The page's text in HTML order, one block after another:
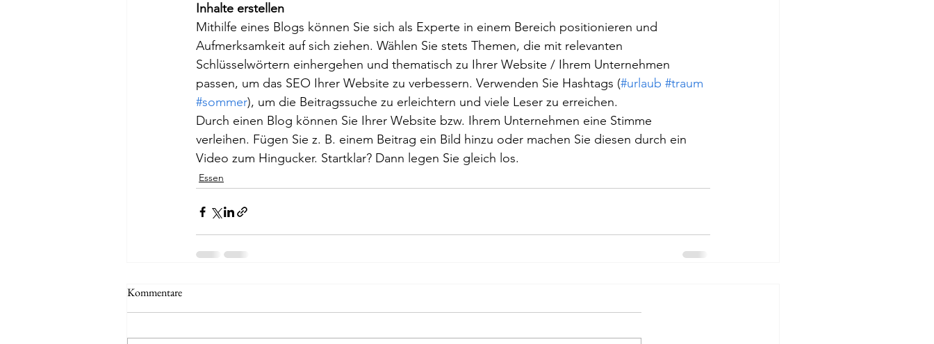
Inhalte erstellen
Mithilfe eines Blogs können Sie sich als Experte in einem Bereich positionieren und
Aufmerksamkeit auf sich ziehen. Wählen Sie stets Themen, die mit relevanten
Schlüsselwörtern einhergehen und thematisch zu Ihrer Website / Ihrem Unternehmen
passen, um das SEO Ihrer Website zu verbessern. Verwenden Sie Hashtags (#urlaub #traum
#sommer), um die Beitragssuche zu erleichtern und viele Leser zu erreichen.
Durch einen Blog können Sie Ihrer Website bzw. Ihrem Unternehmen eine Stimme
verleihen. Fügen Sie z. B. einem Beitrag ein Bild hinzu oder machen Sie diesen durch ein
Video zum Hingucker. Startklar? Dann legen Sie gleich los.
Essen
Kommentare